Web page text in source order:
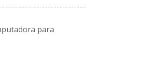
para